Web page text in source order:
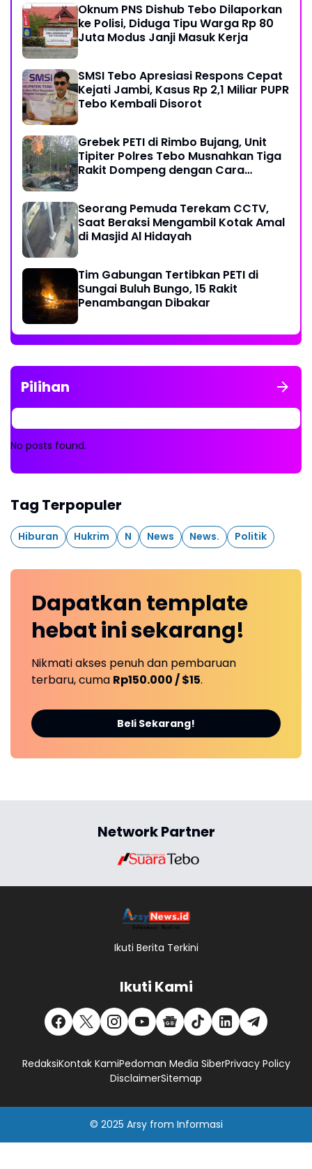
Oknum PNS Dishub Tebo Dilaporkan
ke Polisi, Diduga Tipu Warga Rp 80
Juta Modus Janji Masuk Kerja
SMSI Tebo Apresiasi Respons Cepat
Kejati Jambi, Kasus Rp 2,1 Miliar PUPR
Tebo Kembali Disorot
Grebek PETI di Rimbo Bujang, Unit
Tipiter Polres Tebo Musnahkan Tiga
Rakit Dompeng dengan Cara
Seorang Pemuda Terekam CCTV,
Saat Beraksi Mengambil Kotak Amal
di Masjid Al Hidayah
Tim Gabungan Tertibkan PETI di
Sungai Buluh Bungo, 15 Rakit
Penambangan Dibakar
Pilihan
No posts found.
Tag Terpopuler
Hiburan Hukrim N News News. Politik
Dapatkan template
hebat inisekarang!
Nikmati akses penuh dan pembaruan
terbaru, cuma Rp150.000 / $15.
Beli Sekarang!
Network Partner
Ikuti Berita Terkini
Ikuti Kami
RedaksiKontak KamiPedoman Media SiberPrivacy Policy
DisclaimerSitemap
© 2025 Arsyfrom Informasi